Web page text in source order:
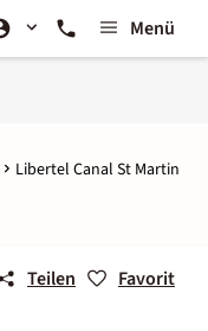
Menü
Libertel Canal St Martin
Teilen Favorit